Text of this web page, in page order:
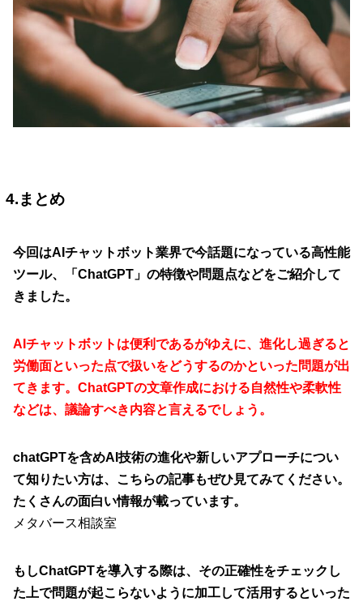
4.まとめ
今回はAIチャットボット業界で今話題になっている高性能
ツール、「ChatGPT」の特徴や問題点などをご紹介して
きました。
AIチャットボットは便利であるがゆえに、進化し過ぎると
労働面といった点で扱いをどうするのかといった問題が出
てきます。ChatGPTの文章作成における自然性や柔軟性
などは、議論すべき内容と言えるでしょう。
chatGPTを含めAI技術の進化や新しいアプローチについ
て知りたい方は、こちらの記事もぜひ見てみてください。
たくさんの面白い情報が載っています。
メタバース相談室
もしChatGPTを導入する際は、その正確性をチェックし
た上で問題が起こらないように加工して活用するといった